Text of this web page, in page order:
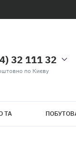
32 111 32
по Києву
ТА